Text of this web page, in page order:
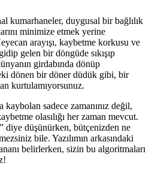
kumarhaneler, duygusal bir bağlılık
minimize etmek yerine
arayışı, kaybetme korkusu ve
gelen bir döngüde sıkışıp
girdabında dönüp
dönen bir döner düdük gibi, bir
kurtulamıyorsunuz.
sadece zamanınız değil,
olasılığı her zaman mevcut.
diye düşünürken, bütçenizden ne
bile. Yazılımın arkasındaki
belirlerken, sizin bu algoritmaları